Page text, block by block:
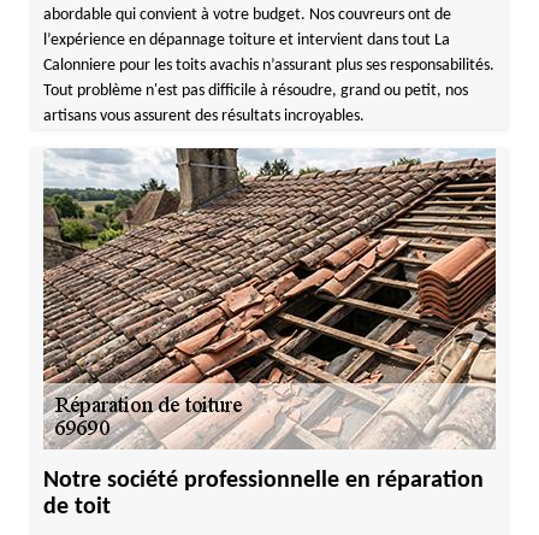
abordable qui convient à votre budget. Nos couvreurs ont de
l’expérience en dépannage toiture et intervient dans tout La
Calonniere pour les toits avachis n’assurant plus ses responsabilités.
Tout problème n'est pas difficile à résoudre, grand ou petit, nos
artisans vous assurent des résultats incroyables.
Notre société professionnelle en réparation
de toit